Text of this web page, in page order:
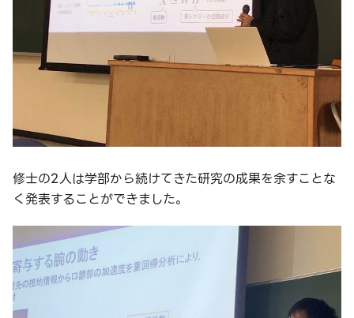
修士の2人は学部から続けてきた研究の成果を余すことな
く発表することができました。